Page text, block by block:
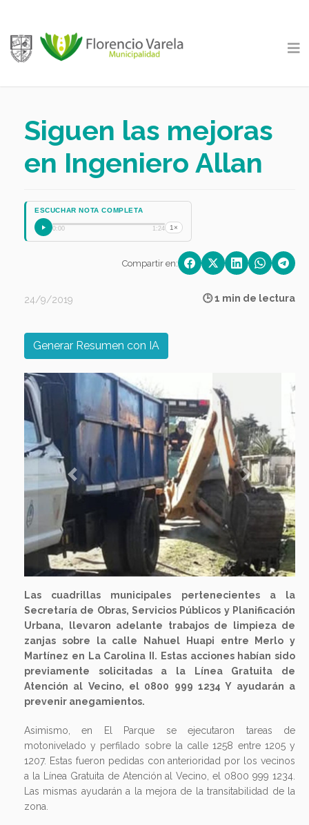
Siguen las mejoras
en Ingeniero Allan
ESCUCHAR NOTA COMPLETA
0:00 1:24 1×
Compartir en:
24/9/2019 🕒 1 min de lectura
Generar Resumen con IA
Previous Next
Las cuadrillas municipales pertenecientes a la
Secretaría de Obras, Servicios Públicos y Planificación
Urbana, llevaron adelante trabajos de limpieza de
zanjas sobre la calle Nahuel Huapi entre Merlo y
Martínez en La Carolina II. Estas acciones habían sido
previamente solicitadas a la Línea Gratuita de
Atención al Vecino, el 0800 999 1234 Y ayudarán a
prevenir anegamientos.
Asimismo, en El Parque se ejecutaron tareas de
motonivelado y perfilado sobre la calle 1258 entre 1205 y
1207. Estas fueron pedidas con anterioridad por los vecinos
a la Línea Gratuita de Atención al Vecino, el 0800 999 1234.
Las mismas ayudarán a la mejora de la transitabilidad de la
zona.